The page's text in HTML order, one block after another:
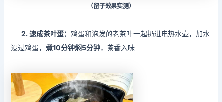
（留子效果实测）
2.速成茶叶蛋：鸡蛋和泡发的老茶叶一起扔进电热水壶，加水
没过鸡蛋，煮10分钟焖5分钟，茶香入味